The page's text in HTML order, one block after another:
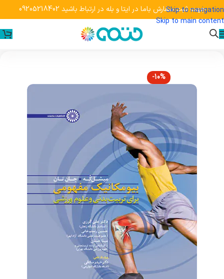
Skip to navigation
Skip to main content
جهت ثبت سفارش باما در ایتا و بله در ارتباط باشید 09205218402
-10%